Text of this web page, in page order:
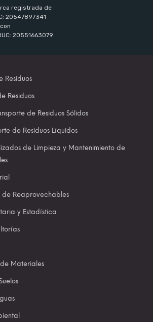
registrada de
20547897341
20551663079
Residuos
Residuos
de Residuos Sólidos
de Residuos Líquidos
de Limpieza y Mantenimiento de
de Reaprovechables
y Estadística
Materiales